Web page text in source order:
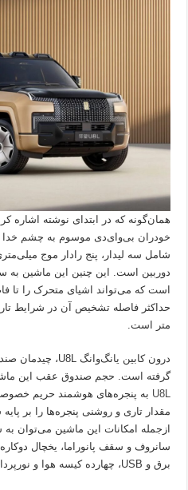
خودران بی‌وای‌دی موسوم به چشم
دوربین است. این چنین این ماشین به
متر است.
گرفته است. حجم صندوق عقب این ماشین ۱۱۱۵
U8L به پنجره‌های هوشمند حریم
مقدار تاری و روشنی پنجره‌ها را بر
برق و USB، چهارده کیسه هوا و نورپردازی داخلی با ۱۲۸ رنگ اشاره کرد.